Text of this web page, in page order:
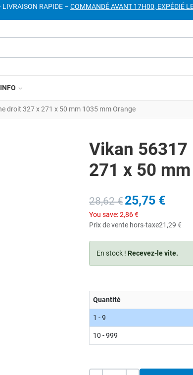
RAPIDE – COMMANDÉ AVANT 17H00, EXPÉDIÉ
INFO
droit 327 x 271 x 50 mm 1035 mm Orange
Vikan
271 x 50
28,62 €25,75 €
You save:2,86 €
Prix de vente hors-taxe21,29 €
En stock ! Recevez-le vite.
Quantité
1 - 9
10 - 999